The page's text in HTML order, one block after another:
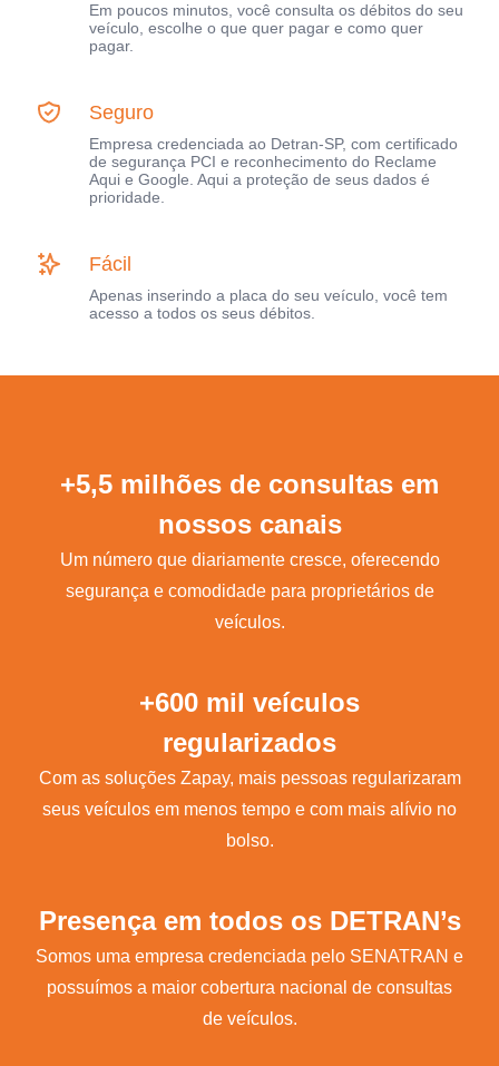
Em poucos minutos, você consulta os débitos do seu
veículo, escolhe o que quer pagar e como quer
pagar.
Seguro
Empresa credenciada ao Detran-SP, com certificado
de segurança PCI e reconhecimento do Reclame
Aqui e Google. Aqui a proteção de seus dados é
prioridade.
Fácil
Apenas inserindo a placa do seu veículo, você tem
acesso a todos os seus débitos.
+5,5 milhões de consultas em
nossos canais
Um número que diariamente cresce, oferecendo
segurança e comodidade para proprietários de
veículos.
+600 mil veículos
regularizados
Com as soluções Zapay, mais pessoas regularizaram
seus veículos em menos tempo e com mais alívio no
bolso.
Presença em todos os DETRAN’s
Somos uma empresa credenciada pelo SENATRAN e
possuímos a maior cobertura nacional de consultas
de veículos.